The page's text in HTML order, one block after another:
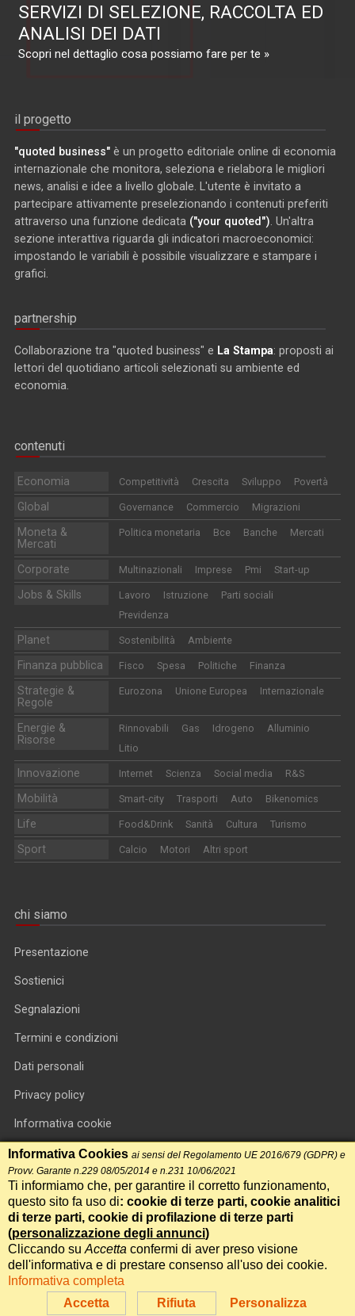
SERVIZI DI SELEZIONE, RACCOLTA ED
ANALISI DEI DATI
Scopri nel dettaglio cosa possiamo fare per te »
il progetto
"quoted business" è un progetto editoriale online di economia
internazionale che monitora, seleziona e rielabora le migliori
news, analisi e idee a livello globale. L'utente è invitato a
partecipare attivamente preselezionando i contenuti preferiti
attraverso una funzione dedicata ("your quoted") . Un'altra
sezione interattiva riguarda gli indicatori macroeconomici:
impostando le variabili è possibile visualizzare e stampare i
grafici.
partnership
Collaborazione tra "quoted business" e La Stampa: proposti ai
lettori del quotidiano articoli selezionati su ambiente ed
economia.
contenuti
Economia Competitività Crescita Sviluppo Povertà
Global Governance Commercio Migrazioni
Moneta &
Mercati
Politica monetaria Bce Banche Mercati
Corporate Multinazionali Imprese Pmi Start-up
Jobs & Skills Lavoro Istruzione
Parti sociali
Previdenza
Planet Sostenibilità Ambiente
Finanza pubblica Fisco Spesa Politiche Finanza
Strategie &
Regole
Eurozona Unione Europea Internazionale
Energie &
Risorse
Rinnovabili Gas Idrogeno
Alluminio
Litio
Innovazione Internet Scienza Social media R&S
Mobilità Smart-city Trasporti Auto Bikenomics
Life Food&Drink Sanità Cultura Turismo
Sport Calcio Motori Altri sport
chi siamo
Presentazione
Sostienici
Segnalazioni
Termini e condizioni
Dati personali
Privacy policy
Informativa cookie
RSS feed
RSS Top News
Contatti
International Communication S.r.l. • P.IVA 14478081004 • Testata
giornalistica n.191, reg. Tribunale di Roma del 14/12/2017
Powered byItala
Accetta Rifiuta Personalizza
Informativa Cookies ai sensi del Regolamento UE 2016/679 (GDPR) e
Provv. Garante n.229 08/05/2014 e n.231 10/06/2021
Ti informiamo che, per garantire il corretto funzionamento,
questo sito fa uso di: cookie di terze parti, cookie analitici
di terze parti, cookie di profilazione di terze parti
(personalizzazione degli annunci)
Cliccando su Accetta confermi di aver preso visione
dell'informativa e di prestare consenso all'uso dei cookie.
Informativa completa